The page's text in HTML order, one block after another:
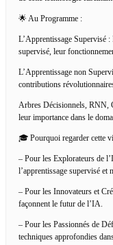
🌟 Au Programme :
L’Apprentissage Supervisé
supervisé, leur
L’Apprentissage non
contributions
Arbres Décisionnels, RNN,
leur importance dans le
🎓 Pourquoi regarder cette
– Pour les Explorateurs de
l’apprentissage supervisé et
– Pour les Innovateurs et
façonnent le futur de l’IA.
– Pour les Passionnés de
techniques approfondies